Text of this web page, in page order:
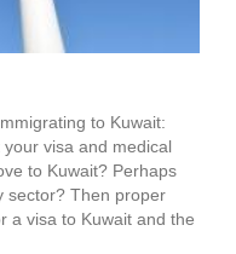
to Kuwait:
visa and medical
to Kuwait? Perhaps
sector? Then proper
a visa to Kuwait and the